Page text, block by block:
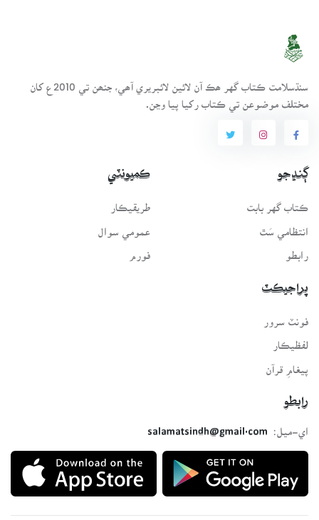
سنڌسلامت ڪتاب گهر ھڪ آن لائين لائبريري آھي، جنھن تي 2010ع کان
مختلف موضوعن تي ڪتاب رکيا پيا وڃن.
ڳنڍجو
ڪتاب گهر بابت
انتظامي سَٿ
رابطو
ڪميونٽي
طريقيڪار
عمومي سوال
فورم
پراجيڪٽ
لفظيڪار
پيغامِ قرآن
رابطو
اي-ميل:
salamatsindh@gmail.com